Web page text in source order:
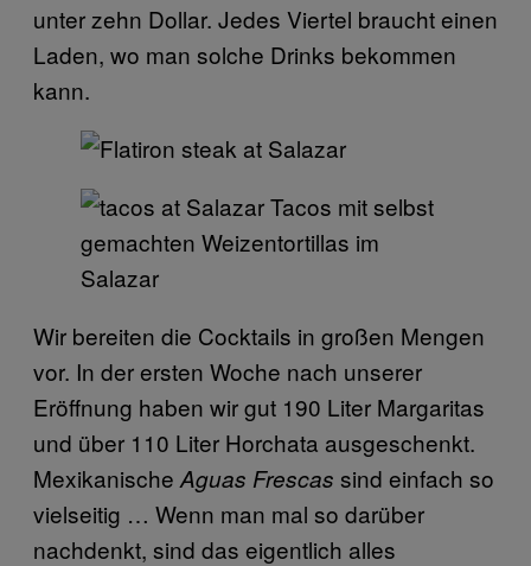
unter zehn Dollar. Jedes Viertel braucht einen
Laden, wo man solche Drinks bekommen
kann.
Tacos mit selbst
gemachten Weizentortillas im
Salazar
Wir bereiten die Cocktails in großen Mengen
vor. In der ersten Woche nach unserer
Eröffnung haben wir gut 190 Liter Margaritas
und über 110 Liter Horchata ausgeschenkt.
Mexikanische Aguas Frescas sind einfach so
vielseitig … Wenn man mal so darüber
nachdenkt, sind das eigentlich alles